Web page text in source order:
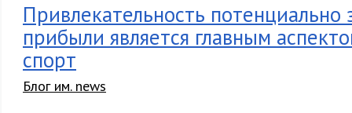
Привлекательность потенциально
прибыли является главным
спорт
Блог им. news